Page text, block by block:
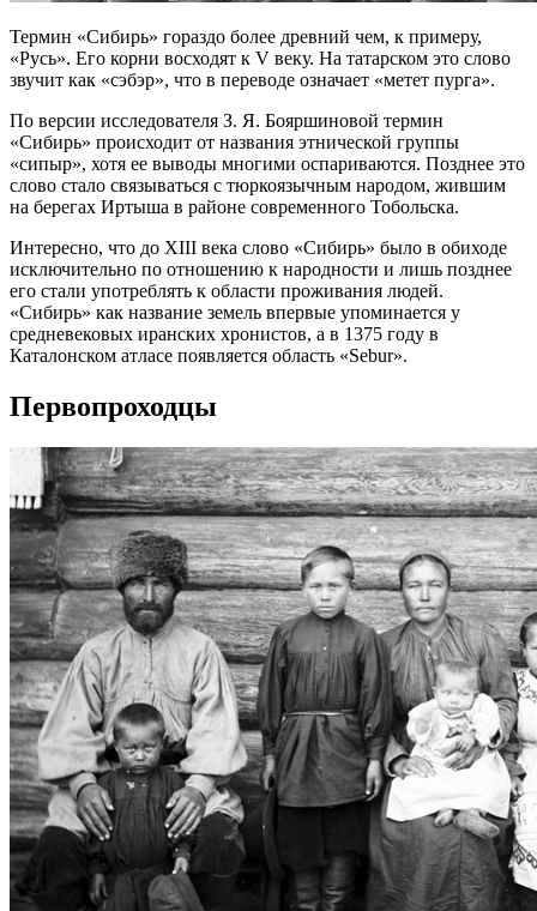
Термин «Сибирь» гораздо более древний чем, к примеру,
«Русь». Его корни восходят к V веку. На татарском это слово
звучит как «сэбэр», что в переводе означает «метет пурга».
По версии исследователя З. Я. Бояршиновой термин
«Сибирь» происходит от названия этнической группы
«сипыр», хотя ее выводы многими оспариваются. Позднее это
слово стало связываться с тюркоязычным народом, жившим
на берегах Иртыша в районе современного Тобольска.
Интересно, что до XIII века слово «Сибирь» было в обиходе
исключительно по отношению к народности и лишь позднее
его стали употреблять к области проживания людей.
«Сибирь» как название земель впервые упоминается у
средневековых иранских хронистов, а в 1375 году в
Каталонском атласе появляется область «Sebur».
Первопроходцы